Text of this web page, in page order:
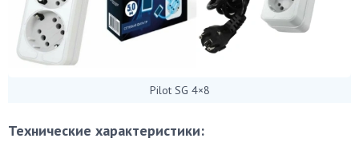
Pilot SG 4×8
Технические характеристики: